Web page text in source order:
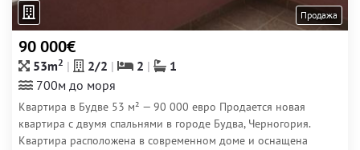
Продажа
90 000€
53m2 2/2 2
1
700м до моря
Квартира в Будве 53 м² — 90 000 евро Продается новая
квартира с двумя спальнями в городе Будва, Черногория.
Квартира расположена в современном доме и оснащена